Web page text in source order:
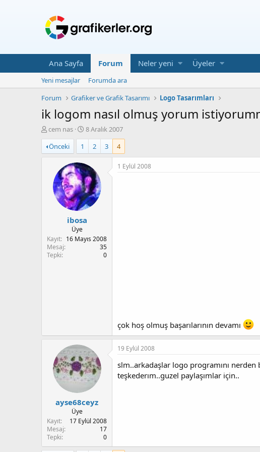
Ana Sayfa Forum Neler yeni Üyeler
Yeni mesajlar
Forumda ara
Forum
Grafiker ve Grafik Tasarımı Logo Tasarımları
ik logom nasıl olmuş yorum
K
o
n
u
a
n
cem nas
B
a
l
a
n
g
ı
ç
T
a
i
8 Aralık 2007
Önceki
1 2 3 4
ibosa
Üye
Kayıt
16 Mayıs 2008
Mesaj
35
Tepki
0
1 Eylül 2008
çok hoş olmuş başarılarının devamı
ayse68ceyz
Üye
Kayıt
17 Eylül 2008
Mesaj
17
Tepki
0
19 Eylül 2008
slm..arkadaşlar logo programını nerden
teşkederım..guzel paylaşımlar için..